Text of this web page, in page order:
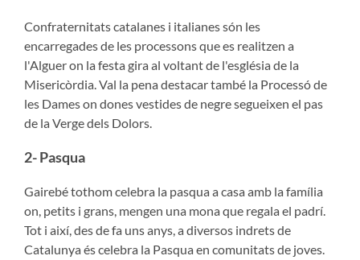
Confraternitats catalanes i italianes són les
encarregades de les processons que es realitzen a
l'Alguer on la festa gira al voltant de l'església de la
Misericòrdia. Val la pena destacar també la Processó de
les Dames on dones vestides de negre segueixen el pas
de la Verge dels Dolors.
2- Pasqua
Gairebé tothom celebra la pasqua a casa amb la família
on, petits i grans, mengen una mona que regala el padrí.
Tot i així, des de fa uns anys, a diversos indrets de
Catalunya és celebra la Pasqua en comunitats de joves.